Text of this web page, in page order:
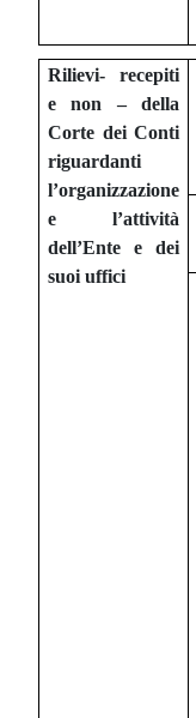
Rilievi- recepiti
e non – della
Corte dei Conti
riguardanti
l’organizzazione
e l’attività
dell’Ente e dei
suoi uffici